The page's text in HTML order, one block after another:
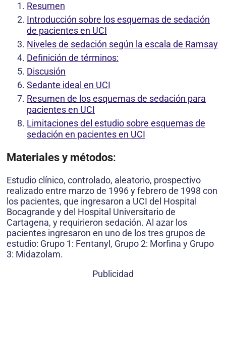
Resumen
Introducción sobre los esquemas de sedación
de pacientes en UCI
Niveles de sedación según la escala de Ramsay
Definición de términos:
Discusión
Sedante ideal en UCI
Resumen de los esquemas de sedación para
pacientes en UCI
Limitaciones del estudio sobre esquemas de
sedación en pacientes en UCI
Materiales y métodos:
Estudio clínico, controlado, aleatorio, prospectivo
realizado entre marzo de 1996 y febrero de 1998 con
los pacientes, que ingresaron a UCI del Hospital
Bocagrande y del Hospital Universitario de
Cartagena, y requirieron sedación. Al azar los
pacientes ingresaron en uno de los tres grupos de
estudio: Grupo 1: Fentanyl, Grupo 2: Morfina y Grupo
3: Midazolam.
Publicidad